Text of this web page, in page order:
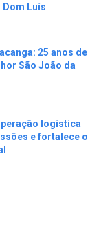
Dom Luís
25 anos de
São João da
logística
e fortalece o